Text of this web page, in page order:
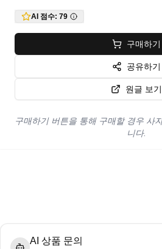
AI 점수: 79
구매하기
공유하기
원글 보기
구매하기 버튼을 통해 구매할 경우 사
니다.
AI 상품 문의